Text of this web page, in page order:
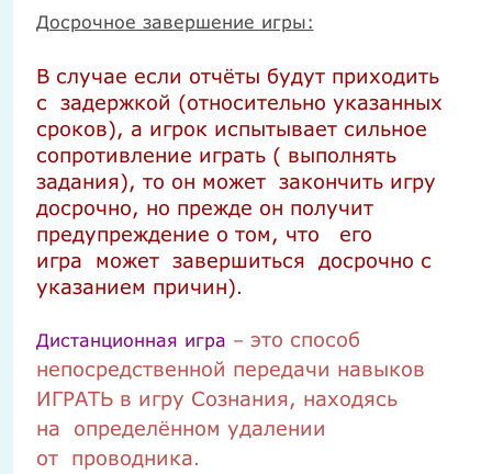
Досрочное завершение игры:
В случае если отчёты будут приходить
с задержкой (относительно указанных
сроков), а игрок испытывает сильное
сопротивление играть ( выполнять
задания), то он может закончить игру
досрочно, но прежде он получит
предупреждение о том, что
его
игра
может завершиться досрочно с
указанием причин).
Дистанционная игра – это способ
непосредственной передачи навыков
ИГРАТЬ в игру Сознания, находясь
на
определённом удалении
от
проводника.